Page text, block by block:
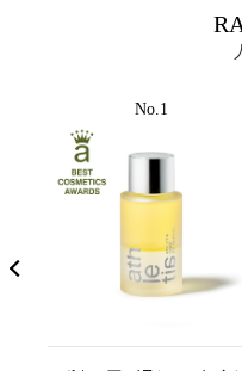
No.1